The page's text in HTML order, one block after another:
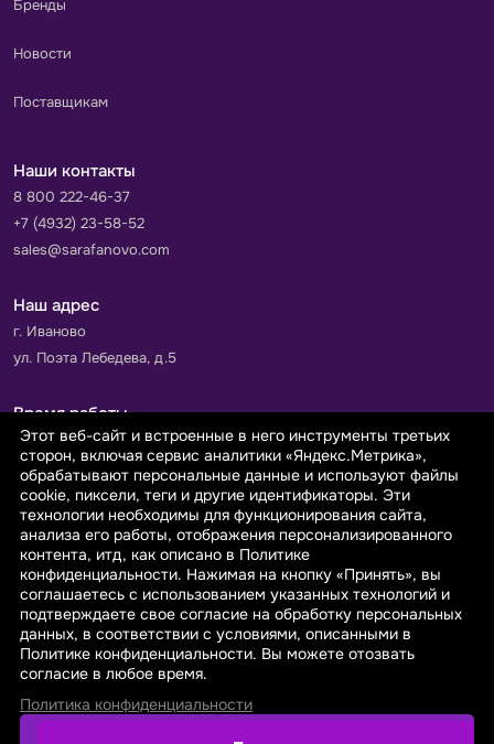
Бренды
Новости
Поставщикам
Наши контакты
8 800 222-46-37
+7 (4932) 23-58-52
sales@sarafanovo.com
Наш адрес
г. Иваново
ул. Поэта Лебедева, д.5
Время работы
Пн-Пт с 9.00 до 18.00
Сб-Вс: выходной
Принимаем к оплате
© 2026 sarafanovo.com - Интернет-магазин "САРАФАНОВО"
специализируется на производстве, продаже тканей оптом и в
розницу с доставкой по Роcсии и СНГ.
Политика обработки персональных данных
Этот веб-сайт и встроенные в него инструменты третьих
сторон, включая сервис аналитики «Яндекс.Метрика»,
обрабатывают персональные данные и используют файлы
cookie, пиксели, теги и другие идентификаторы. Эти
технологии необходимы для функционирования сайта,
анализа его работы, отображения персонализированного
контента, итд, как описано в Политике
конфиденциальности. Нажимая на кнопку «Принять», вы
соглашаетесь с использованием указанных технологий и
подтверждаете свое согласие на обработку персональных
данных, в соответствии с условиями, описанными в
Политике конфиденциальности. Вы можете отозвать
согласие в любое время.
Политика конфиденциальности